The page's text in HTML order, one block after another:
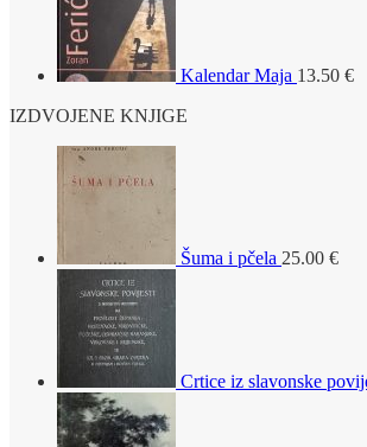
Kalendar Maja 13.50 €
IZDVOJENE KNJIGE
Šuma i pčela 25.00 €
Crtice iz slavonske